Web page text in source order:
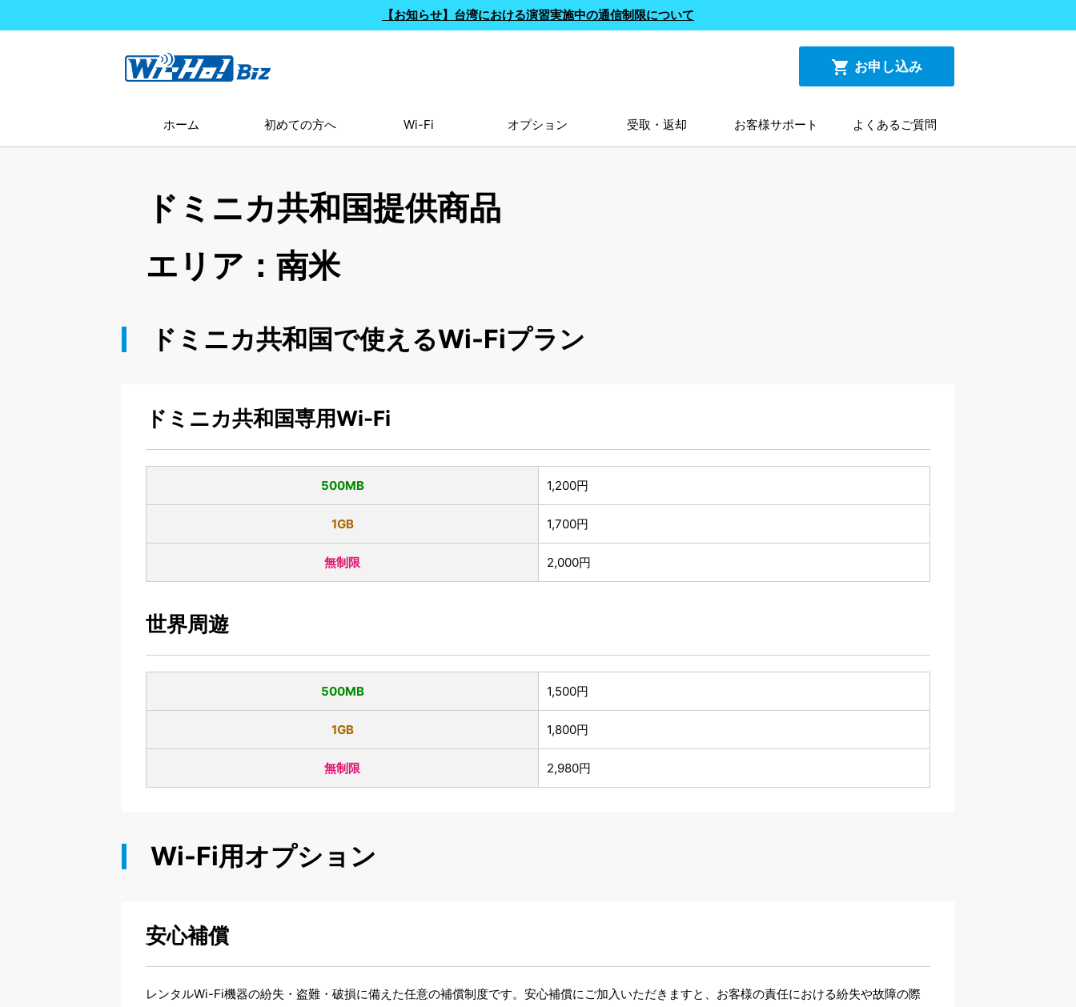
【お知らせ】台湾における演習実施中の通信制限について
shopping_cart お申し込み
ホーム 初めての方へ Wi-Fi オプション 受取・返却 お客様サポート よくあるご質問
ドミニカ共和国提供商品
エリア：南米
ドミニカ共和国で使えるWi-Fiプラン
ドミニカ共和国専用Wi-Fi
500MB 1,200円
1GB 1,700円
無制限 2,000円
世界周遊
500MB 1,500円
1GB 1,800円
無制限 2,980円
Wi-Fi用オプション
安心補償
レンタルWi-Fi機器の紛失・盗難・破損に備えた任意の補償制度です。安心補償にご加入いただきますと、お客様の責任における紛失や故障の際